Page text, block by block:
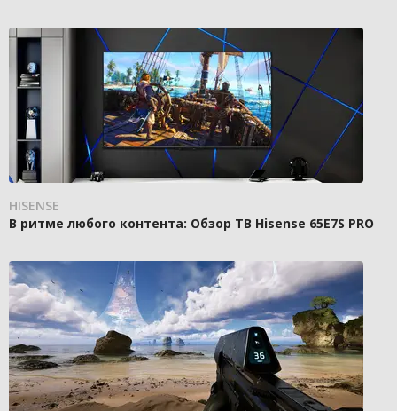
HISENSE
В ритме любого контента: Обзор ТВ Hisense 65E7S PRO